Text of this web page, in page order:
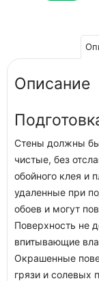
Описание
Стены должны
чистые, без
обойного клея и
удаленные при
обоев и могут
Поверхность не
впитывающие
Окрашенные
грязи и солевых